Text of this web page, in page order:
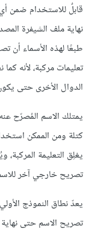
قابلٌ للاستخدام ضمن
نهاية ملف الشيفرة
طبعًا لهذه الأسماء
تعليمات مركبة، لأنه
الدوال الأخرى حتى
يمتلك الاسم المُصرّح
كتلة ومن الممكن
يغلِق التعليمة
تصريح خارجي آخر للاسم
يعدّ نطاق النموذج
تصريح الاسم حتى نهاية